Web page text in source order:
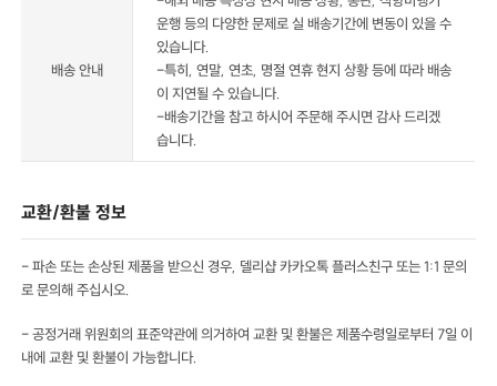
배송 안내
운행 등의 다양한 문제로 실 배송기간에 변동이 있을 수
있습니다.
-특히, 연말, 연초, 명절 연휴 현지 상황 등에 따라 배송
이 지연될 수 있습니다.
-배송기간을 참고 하시어 주문해 주시면 감사 드리겠
습니다.
교환/환불 정보
- 파손 또는 손상된 제품을 받으신 경우, 델리샵 카카오톡 플러스친구 또는 1:1 문의
로 문의해 주십시오.
- 공정거래 위원회의 표준약관에 의거하여 교환 및 환불은 제품수령일로부터 7일 이
내에 교환 및 환불이 가능합니다.